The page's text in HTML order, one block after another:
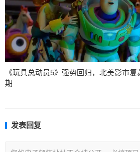
《玩具总动员5》强势回归，北美影市
期
发表回复